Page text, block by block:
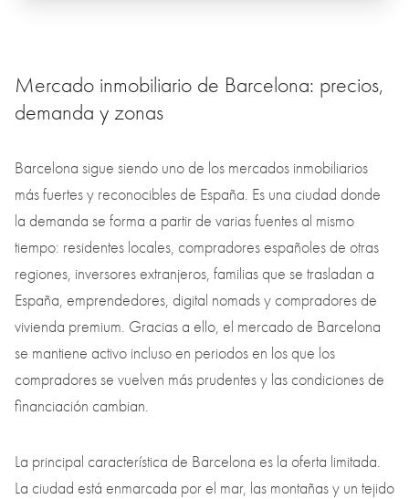
Mercado inmobiliario de Barcelona: precios,
demanda y zonas
Barcelona sigue siendo uno de los mercados inmobiliarios
más fuertes y reconocibles de España. Es una ciudad donde
la demanda se forma a partir de varias fuentes al mismo
tiempo: residentes locales, compradores españoles de otras
regiones, inversores extranjeros, familias que se trasladan a
España, emprendedores, digital nomads y compradores de
vivienda premium. Gracias a ello, el mercado de Barcelona
se mantiene activo incluso en periodos en los que los
compradores se vuelven más prudentes y las condiciones de
financiación cambian.
La principal característica de Barcelona es la oferta limitada.
La ciudad está enmarcada por el mar, las montañas y un tejido